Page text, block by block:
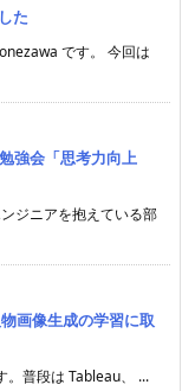
た
です。 今回は
強会「思考力向上
ジニアを抱えている部
画像生成の学習に取
。普段は Tableau、 ...